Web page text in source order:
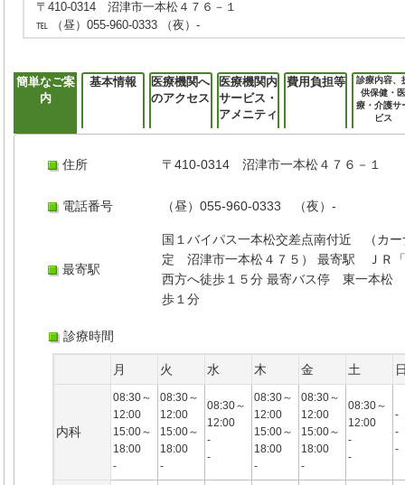
〒410-0314 沼津市一本松４７６－１
℡ （昼）055-960-0333 （夜）-
簡単なご案
内
基本情報
医療機関へ
のアクセス
医療機関内
サービス・
アメニティ
費用負担等
診療内容、
供保健・
療・介護サ
ビス
住所 〒410-0314 沼津市一本松４７６－１
電話番号 （昼）055-960-0333 （夜）-
最寄駅
国１バイパス一本松交差点南付近 （カー
定 沼津市一本松４７５） 最寄駅 ＪＲ
西方へ徒歩１５分 最寄バス停 東一本松
歩１分
診療時間
月 火 水 木 金 土
内科
08:30～
12:00
15:00～
18:00
-
08:30～
12:00
15:00～
18:00
-
08:30～
12:00
-
-
08:30～
12:00
15:00～
18:00
-
08:30～
12:00
15:00～
18:00
-
08:30～
12:00
-
-
-
-
-